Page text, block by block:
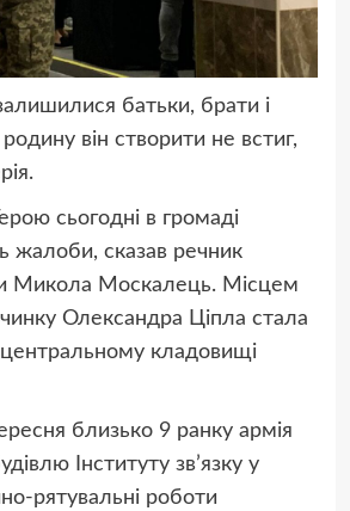
батьки, брати і
він створити не встиг,
сьогодні в громаді
жалоби, сказав речник
Микола Москалець. Місцем
Олександра Ціпла стала
кладовищі
близько 9 ранку армія
Інституту зв’язку у
рятувальні роботи